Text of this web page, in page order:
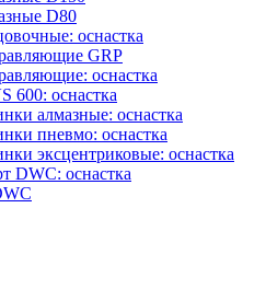
D80
оснастка
GRP
оснастка
600: оснастка
алмазные: оснастка
пневмо: оснастка
эксцентриковые: оснастка
DWC: оснастка